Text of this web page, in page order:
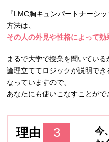
『LMC胸キュンパートナーシ
方法は、
その人の外見や性格によって効
まるで大学で授業を聞いている
論理立ててロジックが説明でき
なっていますので、
あなたにも使いこなすことがで
理由 3
今